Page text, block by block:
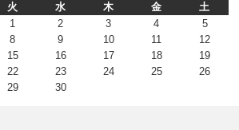
火 水 木 金
土
1
2 3 4
5
8 9 10 11
12
15 16 17 18
19
22 23 24 25
26
29 30